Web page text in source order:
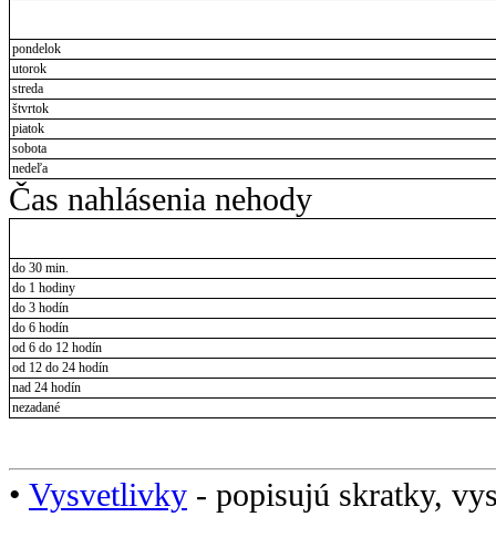
pondelok
utorok
streda
štvrtok
piatok
sobota
nedeľa
Čas nahlásenia nehody
do 30 min.
do 1 hodiny
do 3 hodín
do 6 hodín
od 6 do 12 hodín
od 12 do 24 hodín
nad 24 hodín
nezadané
• Vysvetlivky - popisujú skratky,